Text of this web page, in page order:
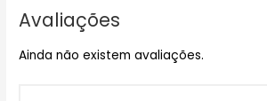
Avaliações
Ainda não existem avaliações.